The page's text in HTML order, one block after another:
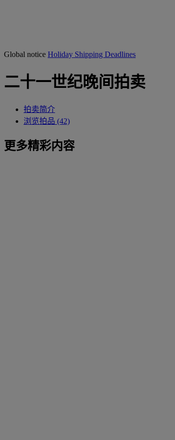
Global notice Holiday Shipping Deadlines
二十一世纪晚间拍卖
拍卖简介
浏览拍品 (42)
更多精彩内容